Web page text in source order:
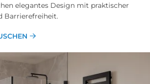
elegantes Design mit praktischer
Barrierefreiheit.